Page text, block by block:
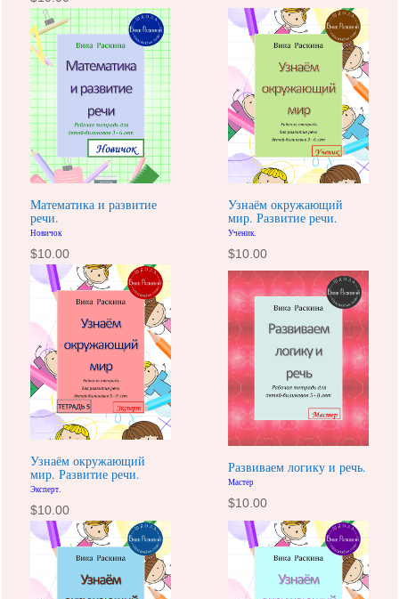
Математика и развитие
речи.
Новичок
$10.00
Узнаём окружающий
мир. Развитие речи.
Ученик.
$10.00
Узнаём окружающий
мир. Развитие речи.
Эксперт.
$10.00
Развиваем логику и речь.
Мастер
$10.00